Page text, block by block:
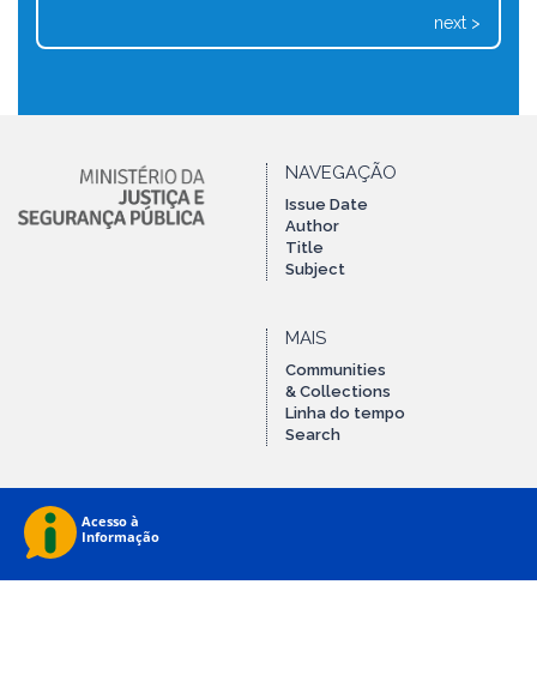
next >
NAVEGAÇÃO
Issue Date
Author
Title
Subject
MAIS
Communities
& Collections
Linha do tempo
Search